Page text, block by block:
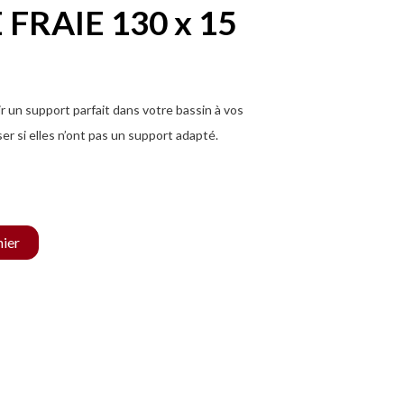
FRAIE 130 x 15
support parfait dans votre bassin à vos
si elles n’ont pas un support adapté.